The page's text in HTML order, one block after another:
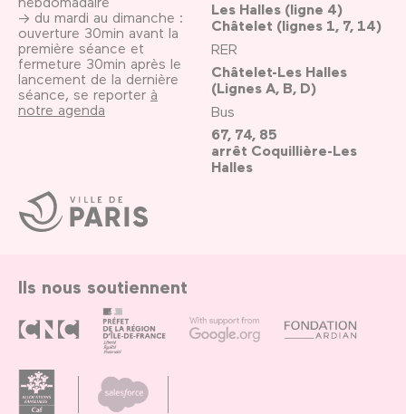
Ville
de
Paris
→ du mardi au dimanche :
ouverture 30min avant la
première séance et
fermeture 30min après le
lancement de la dernière
séance, se reporter à
notre agenda
Les Halles (ligne 4)
Châtelet (lignes 1, 7, 14)
RER
Châtelet-Les Halles
(Lignes A, B, D)
Bus
67, 74, 85
arrêt Coquillière-Les
Halles
Ils nous soutiennent